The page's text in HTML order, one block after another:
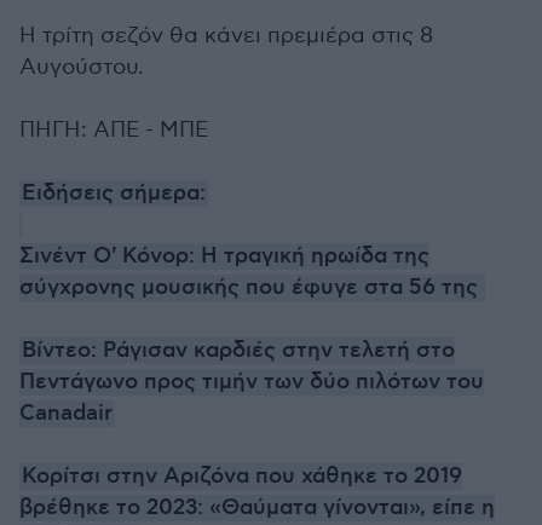
Η τρίτη σεζόν θα κάνει πρεμιέρα στις 8
Αυγούστου.
ΠΗΓΗ: ΑΠΕ - ΜΠΕ
Ειδήσεις σήμερα:
Σινέντ Ο' Κόνορ: Η τραγική ηρωίδα της
σύγχρονης μουσικής που έφυγε στα 56 της
Βίντεο: Ράγισαν καρδιές στην τελετή στο
Πεντάγωνο προς τιμήν των δύο πιλότων του
Canadair
Κορίτσι στην Αριζόνα που χάθηκε το 2019
βρέθηκε το 2023: «Θαύματα γίνονται», είπε η